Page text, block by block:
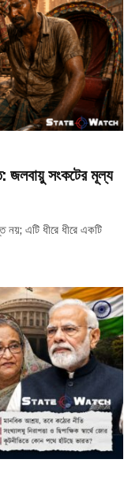
জলবায়ু সংকটের মূল্য
এটি ধীরে ধীরে একটি